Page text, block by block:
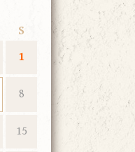
S
1
8
15